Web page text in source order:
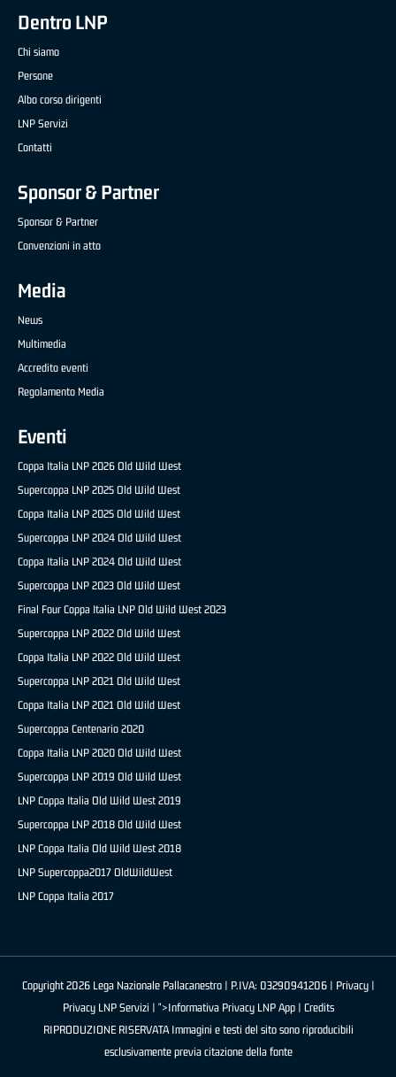
Dentro LNP
Chi siamo
Persone
Albo corso dirigenti
LNP Servizi
Contatti
Sponsor & Partner
Sponsor & Partner
Convenzioni in atto
Media
News
Multimedia
Accredito eventi
Regolamento Media
Eventi
Coppa Italia LNP 2026 Old Wild West
Supercoppa LNP 2025 Old Wild West
Coppa Italia LNP 2025 Old Wild West
Supercoppa LNP 2024 Old Wild West
Coppa Italia LNP 2024 Old Wild West
Supercoppa LNP 2023 Old Wild West
Final Four Coppa Italia LNP Old Wild West 2023
Supercoppa LNP 2022 Old Wild West
Coppa Italia LNP 2022 Old Wild West
Supercoppa LNP 2021 Old Wild West
Coppa Italia LNP 2021 Old Wild West
Supercoppa Centenario 2020
Coppa Italia LNP 2020 Old Wild West
Supercoppa LNP 2019 Old Wild West
LNP Coppa Italia Old Wild West 2019
Supercoppa LNP 2018 Old Wild West
LNP Coppa Italia Old Wild West 2018
LNP Supercoppa2017 OldWildWest
LNP Coppa Italia 2017
Copyright 2026 Lega Nazionale Pallacanestro | P.IVA: 03290941206 | Privacy|
Privacy LNP Servizi | ">Informativa Privacy LNP App | Credits
RIPRODUZIONE RISERVATA Immagini e testi del sito sono riproducibili
esclusivamente previa citazione della fonte